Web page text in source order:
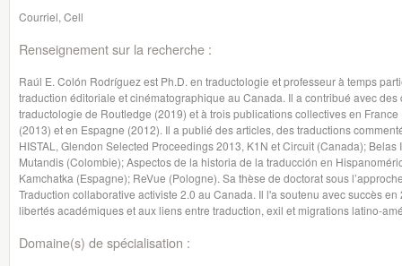
Courriel, Cell
Renseignement sur la recherche :
Raúl E. Colón Rodríguez est Ph.D. en traductologie et professeur à temps
traduction éditoriale et cinématographique au Canada. Il a contribué avec
traductologie de Routledge (2019) et à trois publications collectives en
(2013) et en Espagne (2012). Il a publié des articles, des traductions
HISTAL, Glendon Selected Proceedings 2013, K1N et Circuit (Canada);
Mutandis (Colombie); Aspectos de la historia de la traducción en
Kamchatka (Espagne); ReVue (Pologne). Sa thèse de doctorat sous
Traduction collaborative activiste 2.0 au Canada. Il l'a soutenu avec succès
libertés académiques et aux liens entre traduction, exil et migrations latino-
Domaine(s) de spécialisation :